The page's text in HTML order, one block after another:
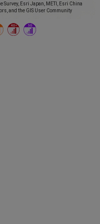
Survey, Esri Japan, METI, Esri China
and the GIS User Community